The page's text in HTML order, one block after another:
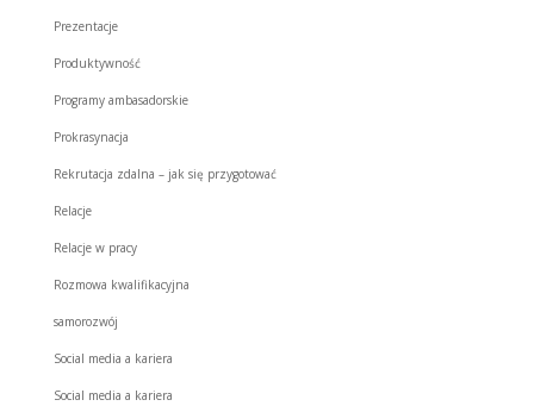
Prezentacje
Produktywność
Programy ambasadorskie
Prokrasynacja
Rekrutacja zdalna – jak się przygotować
Relacje
Relacje w pracy
Rozmowa kwalifikacyjna
samorozwój
Social media a kariera
Social media a kariera